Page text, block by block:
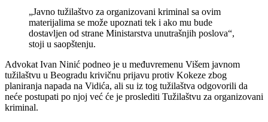
„Javno tužilaštvo za organizovani kriminal sa ovim
materijalima se može upoznati tek i ako mu bude
dostavljen od strane Ministarstva unutrašnjih poslova“,
stoji u saopštenju.
Advokat Ivan Ninić podneo je u međuvremenu Višem javnom
tužilaštvu u Beogradu krivičnu prijavu protiv Kokeze zbog
planiranja napada na Vidića, ali su iz tog tužilaštva odgovorili da
neće postupati po njoj već će je proslediti Tužilaštvu za organizovani
kriminal.